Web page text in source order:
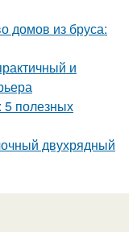
домов из бруса:
и
5 полезных
двухрядный